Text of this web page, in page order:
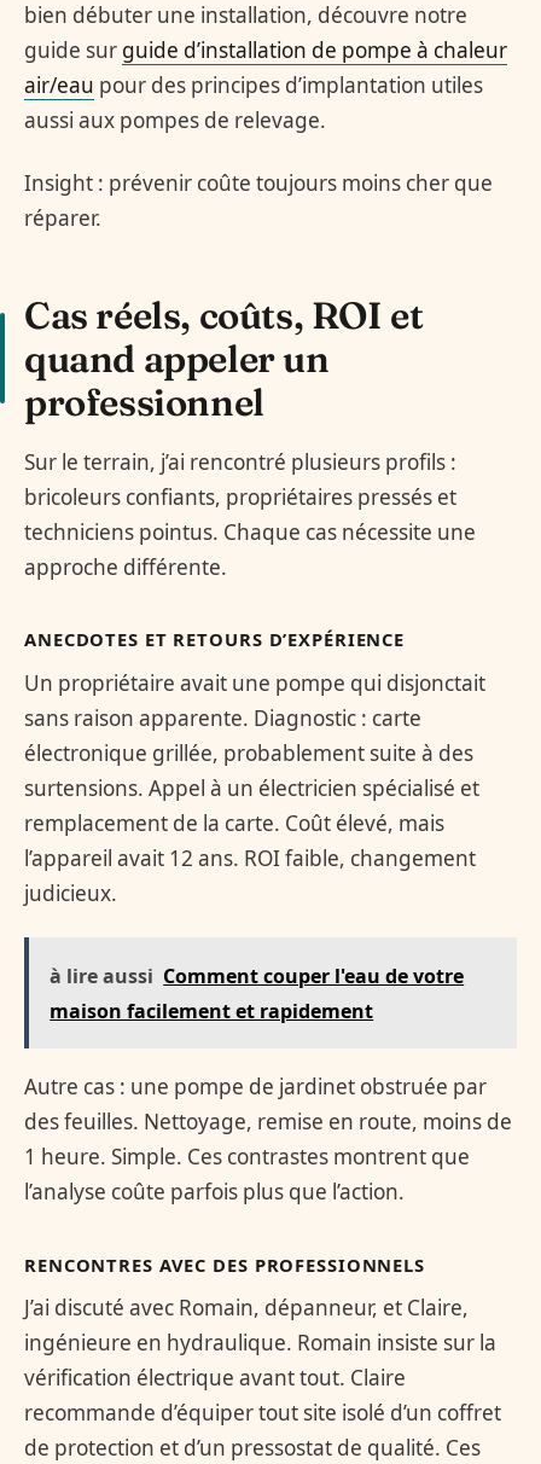
bien débuter une installation, découvre notre
guide sur guide d’installation de pompe à chaleur
air/eau pour des principes d’implantation utiles
aussi aux pompes de relevage.
Insight : prévenir coûte toujours moins cher que
réparer.
Cas réels, coûts, ROI et
quand appeler un
professionnel
Sur le terrain, j’ai rencontré plusieurs profils :
bricoleurs confiants, propriétaires pressés et
techniciens pointus. Chaque cas nécessite une
approche différente.
ANECDOTES ET RETOURS D’EXPÉRIENCE
Un propriétaire avait une pompe qui disjonctait
sans raison apparente. Diagnostic : carte
électronique grillée, probablement suite à des
surtensions. Appel à un électricien spécialisé et
remplacement de la carte. Coût élevé, mais
l’appareil avait 12 ans. ROI faible, changement
judicieux.
à lire aussi Comment couper l'eau de votre
maison facilement et rapidement
Autre cas : une pompe de jardinet obstruée par
des feuilles. Nettoyage, remise en route, moins de
1 heure. Simple. Ces contrastes montrent que
l’analyse coûte parfois plus que l’action.
RENCONTRES AVEC DES PROFESSIONNELS
J’ai discuté avec Romain, dépanneur, et Claire,
ingénieure en hydraulique. Romain insiste sur la
vérification électrique avant tout. Claire
recommande d’équiper tout site isolé d’un coffret
de protection et d’un pressostat de qualité. Ces